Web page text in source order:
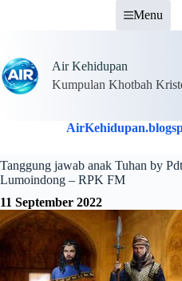
Menu
Air Kehidupan
Kumpulan Khotbah
Tanggung jawab anak Tuhan by
Lumoindong – RPK FM
11 September 2022